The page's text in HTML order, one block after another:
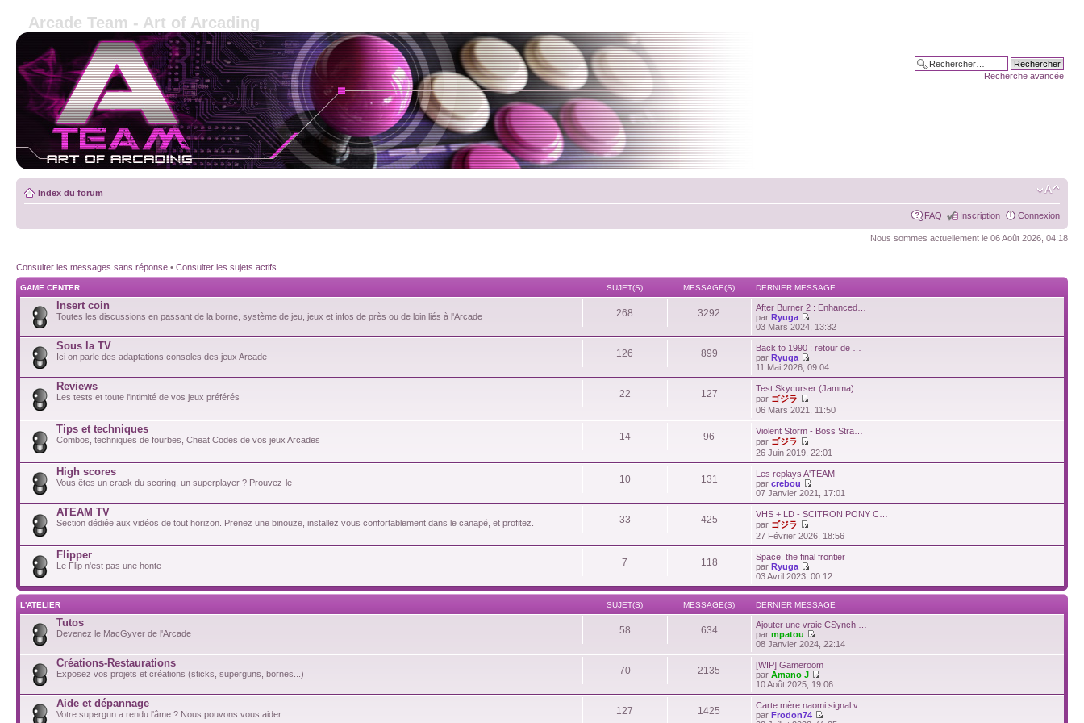
Arcade Team - Art of Arcading
Recherche avancée
Index du forum
FAQ Inscription Connexion
Nous sommes actuellement le 06 Août 2026, 04:18
Consulter les messages sans réponse • Consulter les sujets actifs
GAME CENTER SUJET(S) MESSAGE(S) DERNIER MESSAGE
Insert coin
Toutes les discussions en passant de la borne, système de jeu, jeux et infos de près ou de loin liés à l'Arcade 268 3292
After Burner 2 : Enhanced…
parRyuga
03 Mars 2024, 13:32
Sous la TV
Ici on parle des adaptations consoles des jeux Arcade 126 899
Back to 1990 : retour de …
parRyuga
11 Mai 2026, 09:04
Reviews
Les tests et toute l'intimité de vos jeux préférés 22 127
Test Skycurser (Jamma)
par ゴジラ
06 Mars 2021, 11:50
Tips et techniques
Combos, techniques de fourbes, Cheat Codes de vos jeux Arcades 14 96
Violent Storm - Boss Stra…
par ゴジラ
26 Juin 2019, 22:01
High scores
Vous êtes un crack du scoring, un superplayer ? Prouvez-le 10 131
Les replays A'TEAM
parcrebou
07 Janvier 2021, 17:01
ATEAM TV
Section dédiée aux vidéos de tout horizon. Prenez une binouze, installez vous confortablement dans le canapé, et profitez. 33 425
VHS + LD - SCITRON PONY C…
par ゴジラ
27 Février 2026, 18:56
Flipper
Le Flip n'est pas une honte 7 118
Space, the final frontier
parRyuga
03 Avril 2023, 00:12
L'ATELIER SUJET(S) MESSAGE(S) DERNIER MESSAGE
Tutos
Devenez le MacGyver de l'Arcade 58 634
Ajouter une vraie CSynch …
parmpatou
08 Janvier 2024, 22:14
Créations-Restaurations
Exposez vos projets et créations (sticks, superguns, bornes...) 70 2135
[WIP] Gameroom
parAmano J
10 Août 2025, 19:06
Aide et dépannage
Votre supergun a rendu l'âme ? Nous pouvons vous aider 127 1425
Carte mère naomi signal v…
parFrodon74